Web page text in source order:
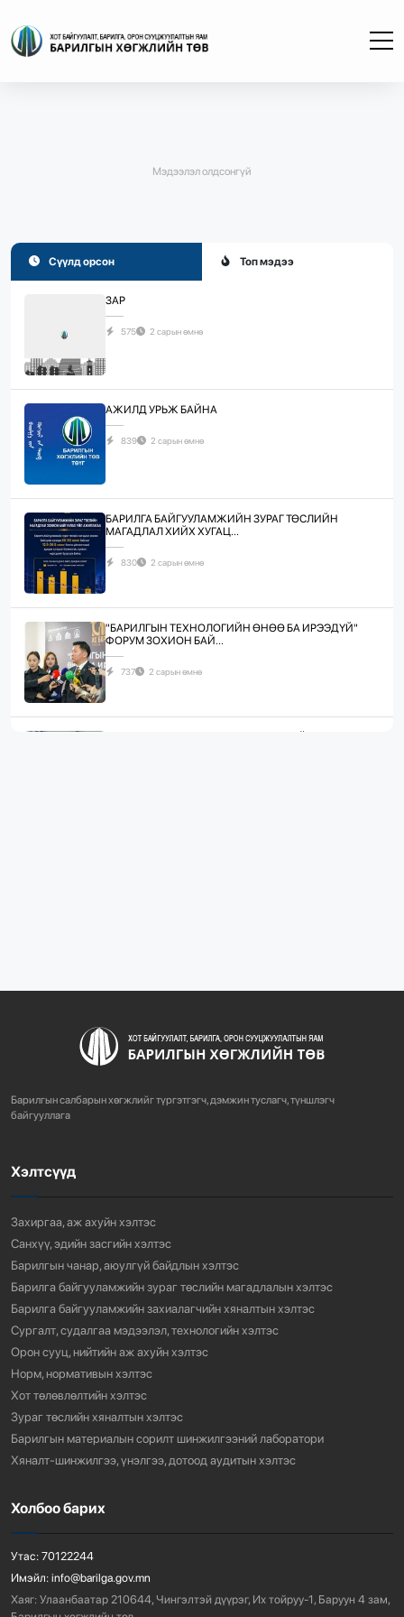
Мэдээлэл олдсонгүй
Сүүлд орсон Топ мэдээ
ЗАР
575 2 сарын өмнө
АЖИЛД УРЬЖ БАЙНА
839 2 сарын өмнө
БАРИЛГА БАЙГУУЛАМЖИЙН ЗУРАГ ТӨСЛИЙН
МАГАДЛАЛ ХИЙХ ХУГАЦ...
830 2 сарын өмнө
"БАРИЛГЫН ТЕХНОЛОГИЙН ӨНӨӨ БА ИРЭЭДҮЙ"
ФОРУМ ЗОХИОН БАЙ...
737 2 сарын өмнө
ХОТ БАЙГУУЛАЛТЫН ТУХАЙ ХУУЛИЙН
3 сарын өмнө
Барилгын салбарын хөгжлийг түргэтгэгч, дэмжин туслагч, түншлэгч
байгууллага
Хэлтсүүд
Захиргаа, аж ахуйн хэлтэс
Санхүү, эдийн засгийн хэлтэс
Барилгын чанар, аюулгүй байдлын хэлтэс
Барилга байгууламжийн зураг төслийн магадлалын хэлтэс
Барилга байгууламжийн захиалагчийн хяналтын хэлтэс
Сургалт, судалгаа мэдээлэл, технологийн хэлтэс
Орон сууц, нийтийн аж ахуйн хэлтэс
Норм, нормативын хэлтэс
Хот төлөвлөлтийн хэлтэс
Зураг төслийн хяналтын хэлтэс
Барилгын материалын сорилт шинжилгээний лаборатори
Хяналт-шинжилгээ, үнэлгээ, дотоод аудитын хэлтэс
Холбоо барих
Утас: 70122244
Имэйл: info@barilga.gov.mn
Хаяг: Улаанбаатар 210644, Чингэлтэй дүүрэг, Их тойруу-1, Баруун 4 зам,